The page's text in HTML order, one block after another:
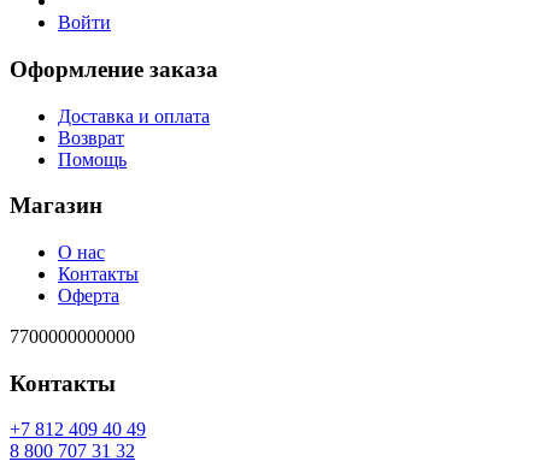
Войти
Оформление заказа
Доставка и оплата
Возврат
Помощь
Магазин
О нас
Контакты
Оферта
7700000000000
Контакты
94 04 904 218 7+
23 13 707 008 8